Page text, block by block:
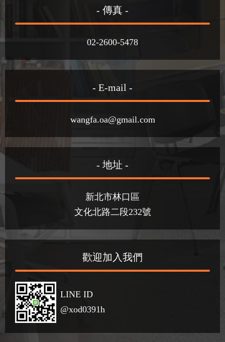
- 傳真 -
02-2600-5478
- E-mail -
wangfa.oa@gmail.com
- 地址 -
新北市林口區
文化北路二段232號
歡迎加入我們
LINE ID
@xod0391h